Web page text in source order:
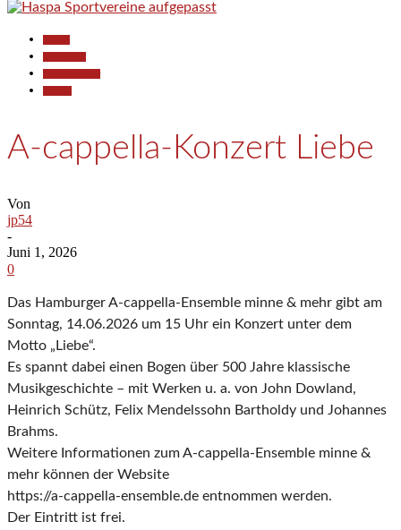
A-cappella-Konzert Liebe
Von
jp54
-
Juni 1, 2026
0
Das Hamburger A-cappella-Ensemble minne & mehr gibt am
Sonntag, 14.06.2026 um 15 Uhr ein Konzert unter dem
Motto „Liebe“.
Es spannt dabei einen Bogen über 500 Jahre klassische
Musikgeschichte – mit Werken u. a. von John Dowland,
Heinrich Schütz, Felix Mendelssohn Bartholdy und Johannes
Brahms.
Weitere Informationen zum A-cappella-Ensemble minne &
mehr können der Website
https://a-cappella-ensemble.de entnommen werden.
Der Eintritt ist frei.